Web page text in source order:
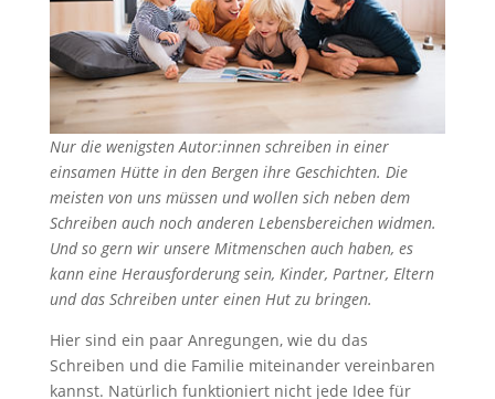
Nur die wenigsten Autor:innen schreiben in einer
einsamen Hütte in den Bergen ihre Geschichten. Die
meisten von uns müssen und wollen sich neben dem
Schreiben auch noch anderen Lebensbereichen widmen.
Und so gern wir unsere Mitmenschen auch haben, es
kann eine Herausforderung sein, Kinder, Partner, Eltern
und das Schreiben unter einen Hut zu bringen.
Hier sind ein paar Anregungen, wie du das
Schreiben und die Familie miteinander vereinbaren
kannst. Natürlich funktioniert nicht jede Idee für